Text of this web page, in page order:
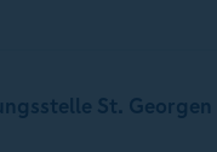
St. Georgen